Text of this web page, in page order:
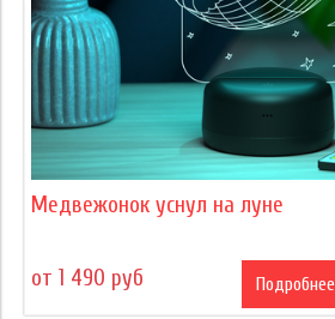
Медвежонок уснул на луне
от 1 490 руб Подробнее